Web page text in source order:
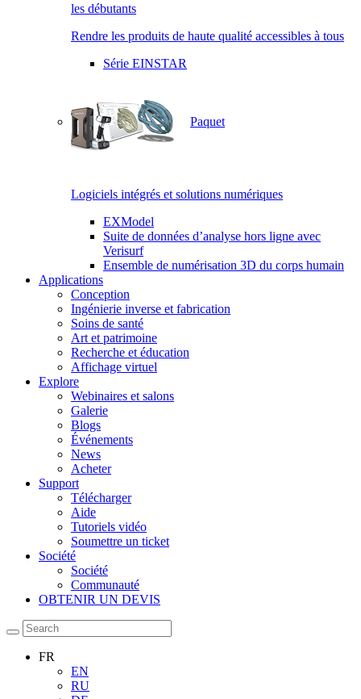
les débutants
Rendre les produits de haute qualité accessibles à tous
Série EINSTAR
Paquet
Logiciels intégrés et solutions numériques
EXModel
Suite de données d’analyse hors ligne avec
Verisurf
Ensemble de numérisation 3D du corps humain
Applications
Conception
Ingénierie inverse et fabrication
Soins de santé
Art et patrimoine
Recherche et éducation
Affichage virtuel
Explore
Webinaires et salons
Galerie
Blogs
Événements
News
Acheter
Support
Télécharger
Aide
Tutoriels vidéo
Soumettre un ticket
Société
Société
Communauté
OBTENIR UN DEVIS
FR
EN
RU